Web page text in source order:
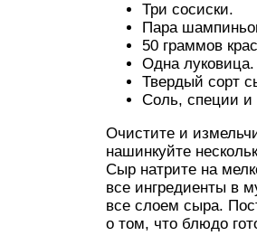
Три сосиски.
Пара
50 граммов
Одна луковица.
Твердый сорт
Соль, специи и
Очистите и
нашинкуйте
Сыр натрите на
все ингредиенты в
все слоем сыра.
о том, что блюдо